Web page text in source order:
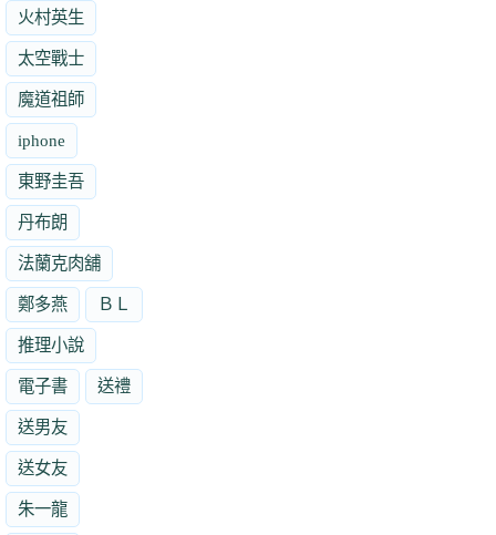
火村英生
太空戰士
魔道祖師
iphone
東野圭吾
丹布朗
法蘭克肉舖
鄭多燕 ＢＬ
推理小說
電子書 送禮
送男友
送女友
朱一龍